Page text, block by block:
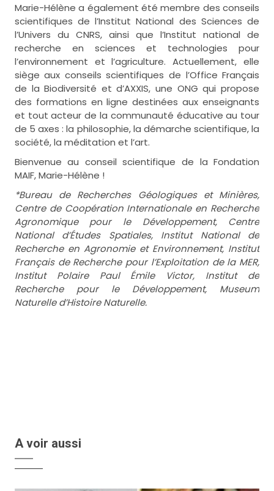
Marie-Hélène a également été membre des conseils
scientifiques de l’Institut National des Sciences de
l’Univers du CNRS, ainsi que l’Institut national de
recherche en sciences et technologies pour
l’environnement et l’agriculture. Actuellement, elle
siège aux conseils scientifiques de l’Office Français
de la Biodiversité et d’AXXIS, une ONG qui propose
des formations en ligne destinées aux enseignants
et tout acteur de la communauté éducative au tour
de 5 axes : la philosophie, la démarche scientifique, la
société, la méditation et l’art.
Bienvenue au conseil scientifique de la Fondation
MAIF, Marie-Hélène !
*Bureau de Recherches Géologiques et Minières,
Centre de Coopération Internationale en Recherche
Agronomique pour le Développement, Centre
National d’Études Spatiales, Institut National de
Recherche en Agronomie et Environnement, Institut
Français de Recherche pour l’Exploitation de la MER,
Institut Polaire Paul Émile Victor, Institut de
Recherche pour le Développement, Museum
Naturelle d’Histoire Naturelle.
A voir aussi